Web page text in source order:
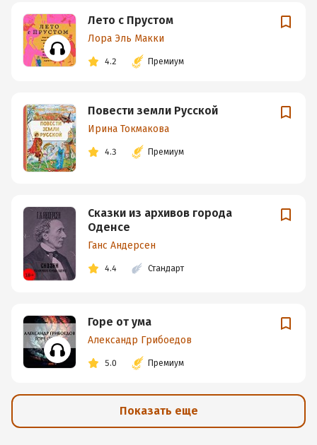
Лето с Прустом
Лора Эль Макки
4.2 Премиум
Повести земли Русской
Ирина Токмакова
4.3 Премиум
Сказки из архивов города
Оденсе
Ганс Андерсен
4.4 Стандарт
Горе от ума
Александр Грибоедов
5.0 Премиум
Показать еще